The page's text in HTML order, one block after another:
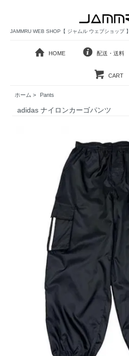
JAMMRU WEB SHOP【 ジャムル ウェブショップ 】
HOME 配送・送料
CART
ホーム > Pants
adidas ナイロンカーゴパンツ